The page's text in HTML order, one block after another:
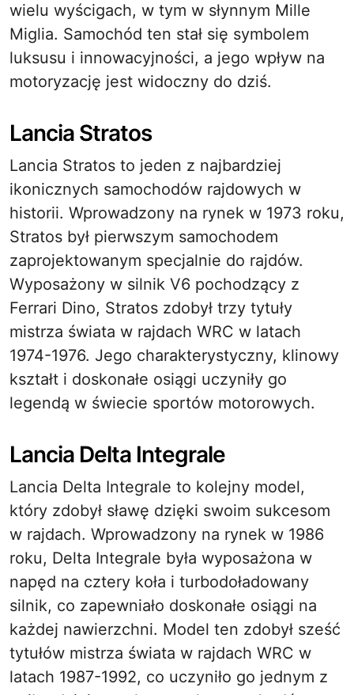
wielu wyścigach, w tym w słynnym Mille
Miglia. Samochód ten stał się symbolem
luksusu i innowacyjności, a jego wpływ na
motoryzację jest widoczny do dziś.
Lancia Stratos
Lancia Stratos to jeden z najbardziej
ikonicznych samochodów rajdowych w
historii. Wprowadzony na rynek w 1973 roku,
Stratos był pierwszym samochodem
zaprojektowanym specjalnie do rajdów.
Wyposażony w silnik V6 pochodzący z
Ferrari Dino, Stratos zdobył trzy tytuły
mistrza świata w rajdach WRC w latach
1974-1976. Jego charakterystyczny, klinowy
kształt i doskonałe osiągi uczyniły go
legendą w świecie sportów motorowych.
Lancia Delta Integrale
Lancia Delta Integrale to kolejny model,
który zdobył sławę dzięki swoim sukcesom
w rajdach. Wprowadzony na rynek w 1986
roku, Delta Integrale była wyposażona w
napęd na cztery koła i turbodoładowany
silnik, co zapewniało doskonałe osiągi na
każdej nawierzchni. Model ten zdobył sześć
tytułów mistrza świata w rajdach WRC w
latach 1987-1992, co uczyniło go jednym z